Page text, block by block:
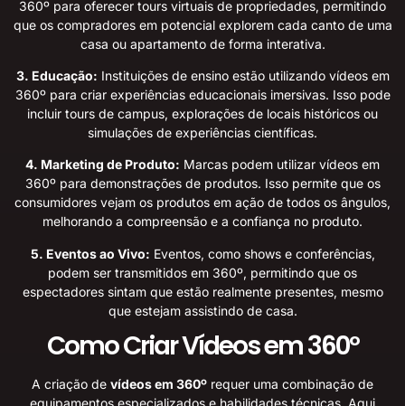
360º para oferecer tours virtuais de propriedades, permitindo
que os compradores em potencial explorem cada canto de uma
casa ou apartamento de forma interativa.
3. Educação: Instituições de ensino estão utilizando vídeos em
360º para criar experiências educacionais imersivas. Isso pode
incluir tours de campus, explorações de locais históricos ou
simulações de experiências científicas.
4. Marketing de Produto: Marcas podem utilizar vídeos em
360º para demonstrações de produtos. Isso permite que os
consumidores vejam os produtos em ação de todos os ângulos,
melhorando a compreensão e a confiança no produto.
5. Eventos ao Vivo: Eventos, como shows e conferências,
podem ser transmitidos em 360º, permitindo que os
espectadores sintam que estão realmente presentes, mesmo
que estejam assistindo de casa.
Como Criar Vídeos em 360º
A criação de vídeos em 360º requer uma combinação de